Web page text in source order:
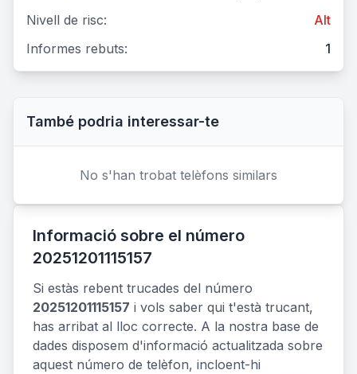
Nivell de risc:
Alt
Informes rebuts:
1
També podria interessar-te
No s'han trobat telèfons similars
Informació sobre el número
20251201115157
Si estàs rebent trucades del número
20251201115157 i vols saber qui t'està trucant,
has arribat al lloc correcte. A la nostra base de
dades disposem d'informació actualitzada sobre
aquest número de telèfon, incloent-hi